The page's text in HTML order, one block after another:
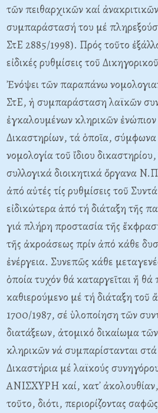
τῶν πειθαρχικῶν καί
συμπαράστασή του μέ
ΣτE 2885/1998). Πρός τοῦτο
εἰδικές ρυθμίσεις τοῦ
Ἐνόψει τῶν παραπάνω
ΣτE, ἡ συμπαράσταση λαϊκῶν
ἐγκαλουμένων κληρικῶν
Δικαστηρίων, τά ὁποῖα,
νομολογία τοῦ ἴδιου
συλλογικά διοικητικά ὄργανα
ἀπό αὐτές τίς ρυθμίσεις τοῦ
εἰδικώτερα ἀπό τή διάταξη τῆς
γιά πλήρη προστασία τῆς
τῆς ἀκροάσεως πρίν ἀπό κάθε
ἐνέργεια. Συνεπῶς κάθε
ὁποία τυχόν θά καταργεῖται ἤ θά
καθιερούμενο μέ τή διάταξη τοῦ
1700/1987, σέ ὑλοποίηση τῶν
διατάξεων, ἀτομικό δικαίωμα
κληρικῶν νά συμπαρίστανται
Δικαστήρια μέ λαϊκούς
ANIΣXYPH καί, κατ᾽
τοῦτο, διότι, περιορίζοντας